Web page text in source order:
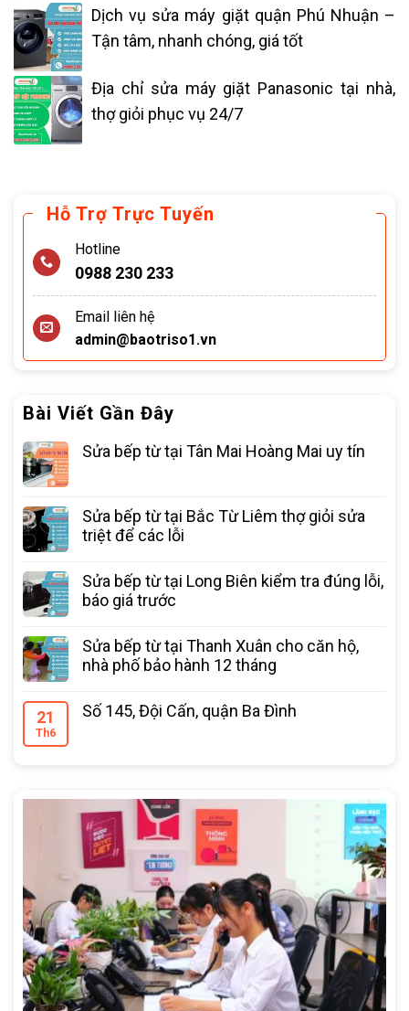
Hỗ Trợ Trực Tuyến
Hotline
0988 230 233
Email liên hệ
admin@baotriso1.vn
Bài Viết Gần Đây
Sửa bếp từ tại Tân Mai Hoàng Mai uy tín
Sửa bếp từ tại Bắc Từ Liêm thợ giỏi sửa
triệt để các lỗi
Sửa bếp từ tại Long Biên kiểm tra đúng lỗi,
báo giá trước
Sửa bếp từ tại Thanh Xuân cho căn hộ,
nhà phố bảo hành 12 tháng
21
Th6
Số 145, Đội Cấn, quận Ba Đình
Dịch vụ sửa máy giặt quận Phú Nhuận –
Tận tâm, nhanh chóng, giá tốt
Địa chỉ sửa máy giặt Panasonic tại nhà,
thợ giỏi phục vụ 24/7